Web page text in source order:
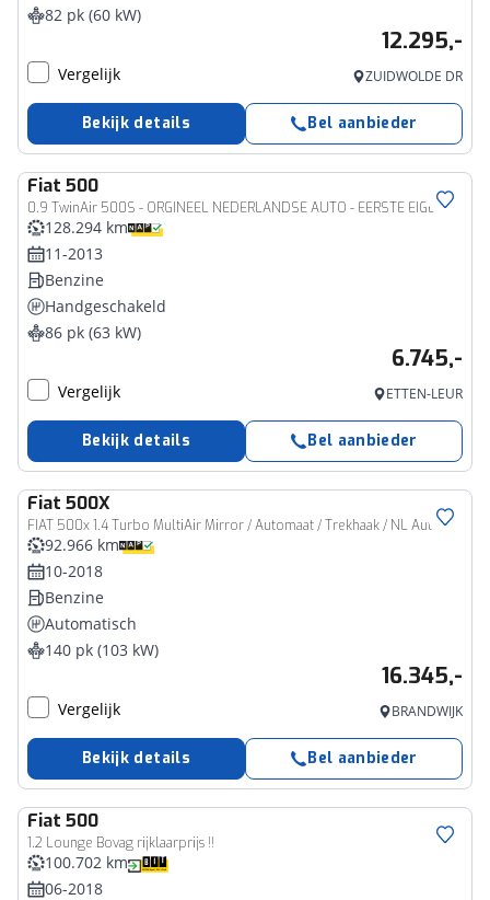
82 pk (60 kW)
12.295,-
Vergelijk ZUIDWOLDE DR
Bekijk details Bel aanbieder
Fiat 500
0.9 TwinAir 500S - ORGINEEL NEDERLANDSE AUTO - EERSTE EIGENAAR! - UITGEBREIDE ONDERHOUDSGESCHIEDENIS AANWEZIG - ALL-SEASON BANDEN - ELEKTRISCHE RAMEN
128.294 km
11-2013
Benzine
Handgeschakeld
86 pk (63 kW)
6.745,-
Vergelijk ETTEN-LEUR
Bekijk details Bel aanbieder
Fiat 500X
FIAT 500x 1.4 Turbo MultiAir Mirror / Automaat / Trekhaak / NL Auto
92.966 km
10-2018
Benzine
Automatisch
140 pk (103 kW)
16.345,-
Vergelijk BRANDWIJK
Bekijk details Bel aanbieder
Fiat 500
1.2 Lounge Bovag rijklaarprijs !!
100.702 km
06-2018